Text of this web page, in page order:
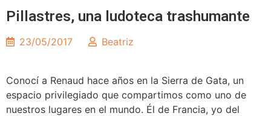
Pillastres, una ludoteca trashumante
23/05/2017 Beatriz
Conocí a Renaud hace años en la Sierra de Gata, un
espacio privilegiado que compartimos como uno de
nuestros lugares en el mundo. Él de Francia, yo del